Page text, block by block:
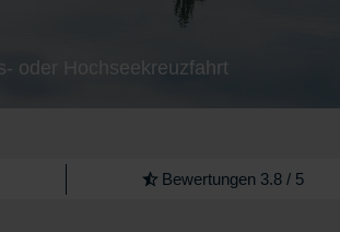
oder Hochseekreuzfahrt
Bewertungen 3.8 / 5